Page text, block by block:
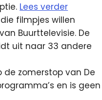
Lees verder
filmpjes willen
Buurttelevisie. De
uit naar 33 andere
de zomerstop van De
en is geen